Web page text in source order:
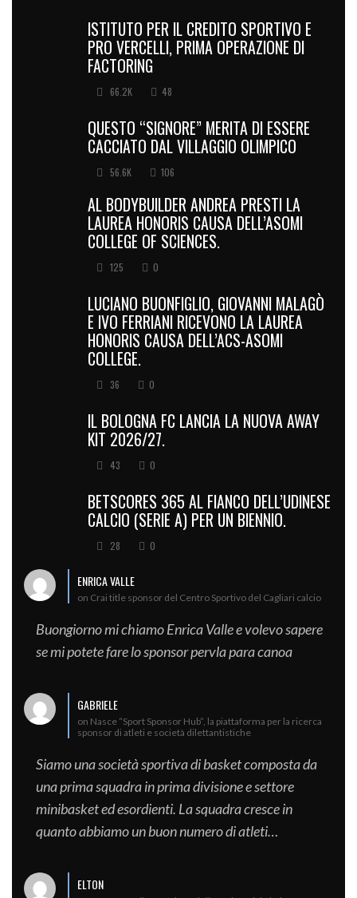
ISTITUTO PER IL CREDITO SPORTIVO E
PRO VERCELLI, PRIMA OPERAZIONE DI
FACTORING
66.2K 48
QUESTO “SIGNORE” MERITA DI ESSERE
CACCIATO DAL VILLAGGIO OLIMPICO
56.6K 106
AL BODYBUILDER ANDREA PRESTI LA
LAUREA HONORIS CAUSA DELL’ASOMI
COLLEGE OF SCIENCES.
125 0
LUCIANO BUONFIGLIO, GIOVANNI MALAGÒ
E IVO FERRIANI RICEVONO LA LAUREA
HONORIS CAUSA DELL’ACS-ASOMI
COLLEGE.
36 0
IL BOLOGNA FC LANCIA LA NUOVA AWAY
KIT 2026/27.
43 0
BETSCORES 365 AL FIANCO DELL’UDINESE
CALCIO (SERIE A) PER UN BIENNIO.
28 0
ENRICA VALLE
on Crai title sponsor del Centro Sportivo del Cagliari calcio
Buongiorno mi chiamo Enrica Valle e volevo sapere
se mi potete fare lo sponsor pervla para canoa
GABRIELE
on Nasce “Sport Sponsor Hub”, la piattaforma per la ricerca
sponsor di atleti e società dilettantistiche
Siamo una società sportiva di basket composta da
una prima squadra in prima divisione e settore
minibasket ed esordienti. La squadra cresce in
quanto abbiamo un buon numero di atleti…
ELTON